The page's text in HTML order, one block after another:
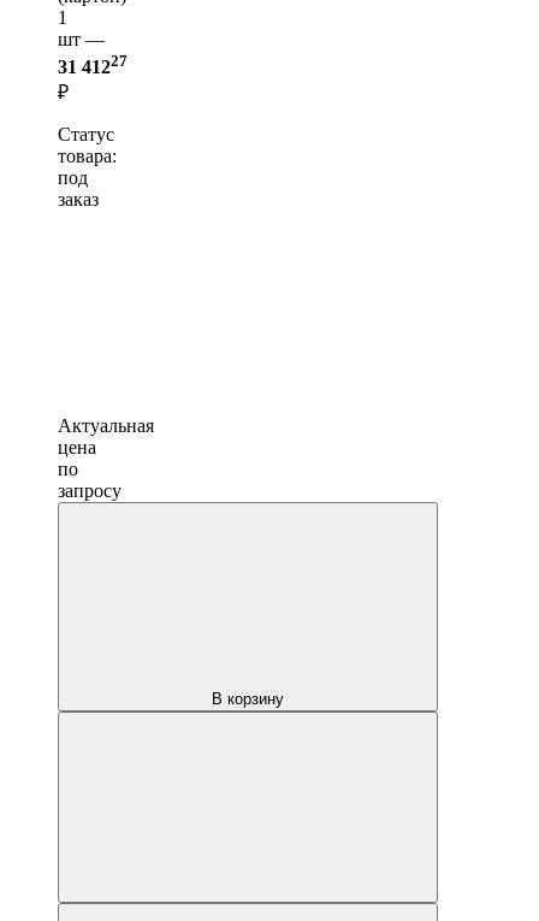
1
шт —
31 41227
₽
Статус
товара:
под
заказ
Актуальная
цена
по
запросу
В корзину